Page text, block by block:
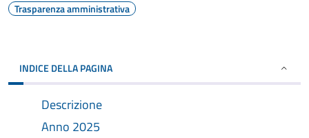
Trasparenza amministrativa
INDICE DELLA PAGINA
Descrizione
Anno 2025